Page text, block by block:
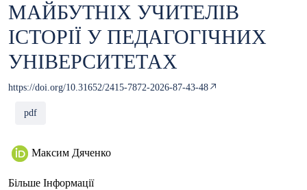
МАЙБУТНІХ УЧИТЕЛІВ
ІСТОРІЇ У ПЕДАГОГІЧНИХ
УНІВЕРСИТЕТАХ
https://doi.org/10.31652/2415-7872-2026-87-43-48
pdf
Максим Дяченко
Більше Інформації